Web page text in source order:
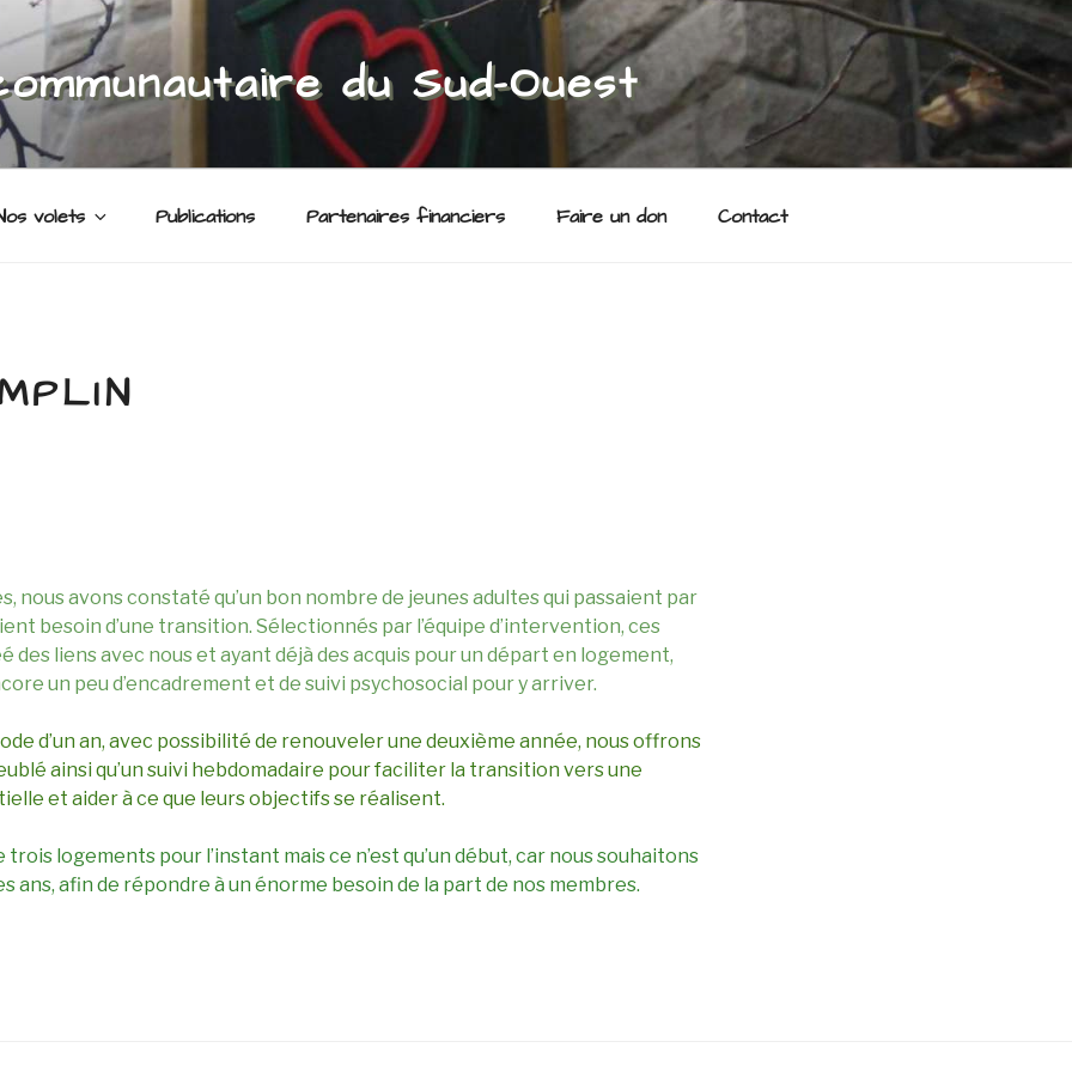
du Sud-Ouest
volets Publications Partenaires financiers Faire un don Contact
nous avons constaté qu’un bon nombre de jeunes adultes qui passaient par
besoin d’une transition. Sélectionnés par l’équipe d’intervention, ces
des liens avec nous et ayant déjà des acquis pour un départ en logement,
un peu d’encadrement et de suivi psychosocial pour y arriver.
d’un an, avec possibilité de renouveler une deuxième année, nous offrons
ainsi qu’un suivi hebdomadaire pour faciliter la transition vers une
et aider à ce que leurs objectifs se réalisent.
logements pour l’instant mais ce n’est qu’un début, car nous souhaitons
ans, afin de répondre à un énorme besoin de la part de nos membres.